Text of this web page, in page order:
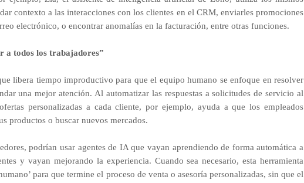
contexto a las interacciones con los clientes en el CRM, enviarles promociones
electrónico, o encontrar anomalías en la facturación, entre otras funciones.
a todos los trabajadores”
libera tiempo improductivo para que el equipo humano se enfoque en resolver
una mejor atención. Al automatizar las respuestas a solicitudes de servicio al
personalizadas a cada cliente, por ejemplo, ayuda a que los empleados
productos o buscar nuevos mercados.
podrían usar agentes de IA que vayan aprendiendo de forma automática a
y vayan mejorando la experiencia. Cuando sea necesario, esta herramienta
para que termine el proceso de venta o asesoría personalizadas, sin que el